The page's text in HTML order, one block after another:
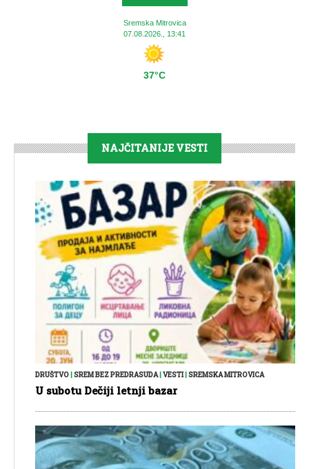
Sremska Mitrovica
07.08.2026., 13:41
37°C
NAJČITANIJE VESTI
DRUŠTVO SREM BEZ PREDRASUDA| VESTI| SREMSKA MITROVICA
U subotu Dečiji letnji bazar